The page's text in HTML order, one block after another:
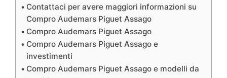
Contattaci per avere maggiori informazioni su
Compro Audemars Piguet Assago
Compro Audemars Piguet Assago
Compro Audemars Piguet Assago e
investimenti
Compro Audemars Piguet Assago e modelli da